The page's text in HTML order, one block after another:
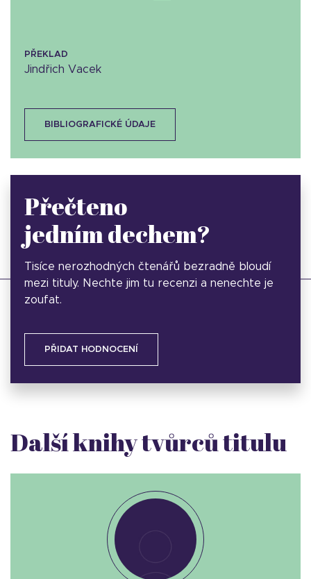
PŘEKLAD
Jindřich Vacek
BIBLIOGRAFICKÉ ÚDAJE
Přečteno
jedním dechem?
Tisíce nerozhodných čtenářů bezradně bloudí
mezi tituly. Nechte jim tu recenzi a nenechte je
zoufat.
PŘIDAT HODNOCENÍ
Další knihy tvůrců titulu